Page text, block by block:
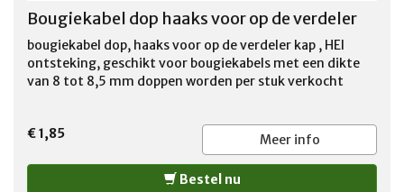
Bougiekabel dop haaks voor op de verdeler
bougiekabel dop, haaks voor op de verdeler kap , HEI
ontsteking, geschikt voor bougiekabels met een dikte
van 8 tot 8,5 mm doppen worden per stuk verkocht
€ 1,85 Meer info
Bestel nu